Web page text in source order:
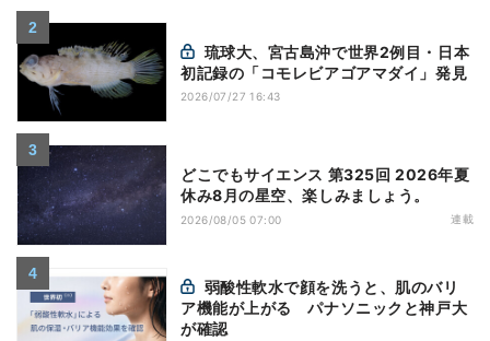
初記録の「コモレビアゴアマダイ」発見
2026/07/27 16:43
どこでもサイエンス 第325回 2026年夏
休み8月の星空、楽しみましょう。
2026/08/05 07:00 連載
ア機能が上がる パナソニックと神戸大
が確認